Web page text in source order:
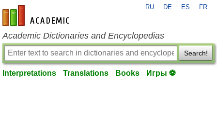
en-academic.com
RU DE ES FR
Academic Dictionaries and Encyclopedias
Search!
Interpretations Translations Books Игры ⚽